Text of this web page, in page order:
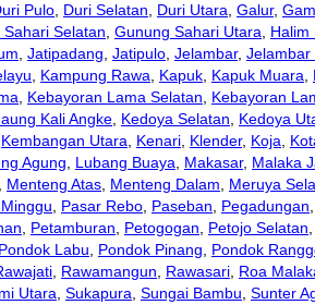
Pulo, Duri Selatan, Duri Utara, Galur,
Selatan, Gunung Sahari Utara, Halim
, Jatipadang, Jatipulo, Jelambar, Jelambar
, Kampung Rawa, Kapuk, Kapuk Muara,
, Kebayoran Lama Selatan, Kebayoran
Kali Angke, Kedoya Selatan, Kedoya
Kembangan Utara, Kenari, Klender, Koja,
Agung, Lubang Buaya, Makasar, Malaka
, Menteng Atas, Menteng Dalam, Meruya
, Pasar Rebo, Paseban, Pegadungan,
, Petamburan, Petogogan, Petojo Selatan,
Pondok Labu, Pondok Pinang, Pondok
, Rawamangun, Rawasari, Roa
Utara, Sukapura, Sungai Bambu, Sunter